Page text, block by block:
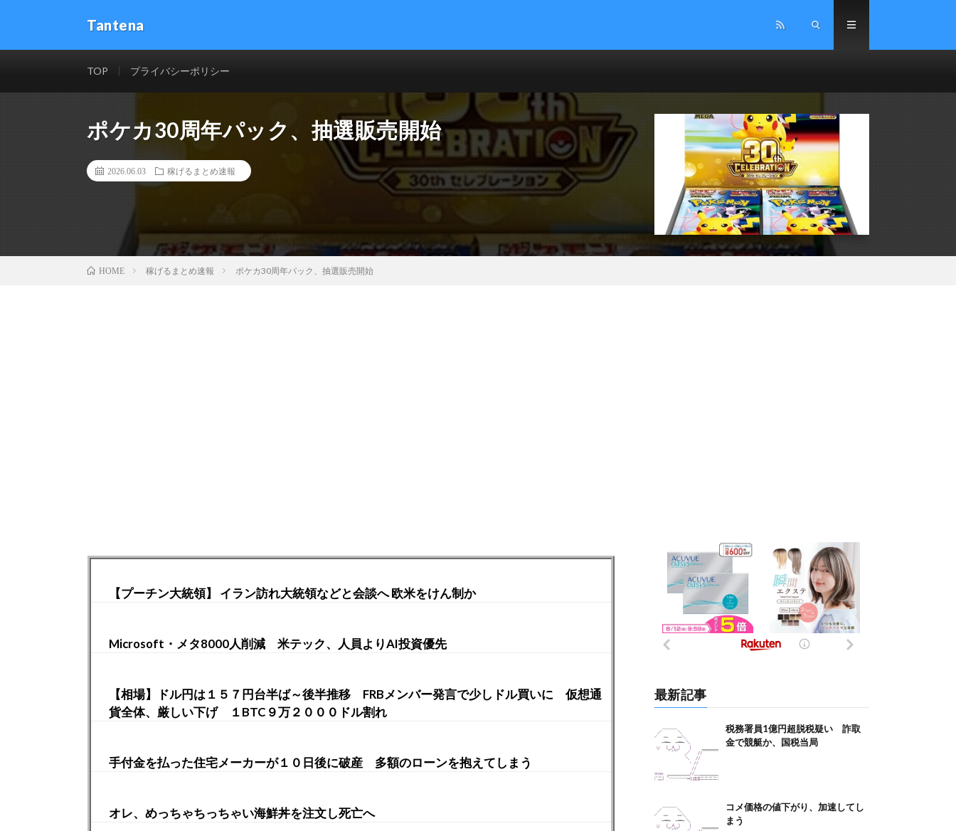
Tantena
TOP プライバシーポリシー
ポケカ30周年パック、抽選販売開始
2026.06.03 稼げるまとめ速報
HOME 稼げるまとめ速報 ポケカ30周年パック、抽選販売開始
【プーチン大統領】 イラン訪れ大統領などと会談へ 欧米をけん制か
Microsoft・メタ8000人削減 米テック、人員よりAI投資優先
【相場】ドル円は１５７円台半ば～後半推移 FRBメンバー発言で少しドル買いに 仮想通
貨全体、厳しい下げ １BTC９万２０００ドル割れ
手付金を払った住宅メーカーが１０日後に破産 多額のローンを抱えてしまう
オレ、めっちゃちっちゃい海鮮丼を注文し死亡へ
最新記事
税務署員1億円超脱税疑い 詐取
金で競艇か、国税当局
コメ価格の値下がり、加速してし
まう